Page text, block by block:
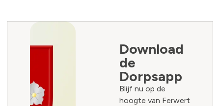
Download
de
Dorpsapp
Blijf nu op de
hoogte van Ferwert